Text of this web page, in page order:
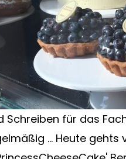
Schreiben für das
... Heute